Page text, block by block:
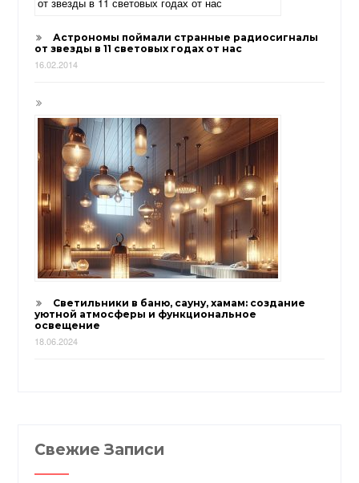
Астрономы поймали странные радиосигналы
от звезды в 11 световых годах от нас
16.02.2014
Светильники в баню, сауну, хамам: создание
уютной атмосферы и функциональное
освещение
18.06.2024
Свежие Записи